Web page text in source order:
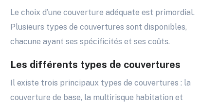
Le choix d’une couverture adéquate est primordial.
Plusieurs types de couvertures sont disponibles,
chacune ayant ses spécificités et ses coûts.
Les différents types de couvertures
Il existe trois principaux types de couvertures : la
couverture de base, la multirisque habitation et